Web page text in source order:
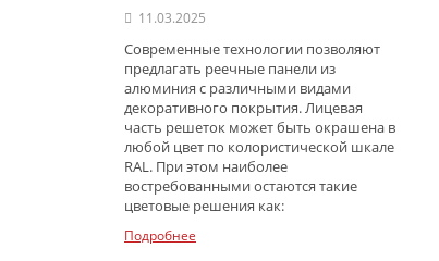
11.03.2025
Современные технологии позволяют
предлагать реечные панели из
алюминия с различными видами
декоративного покрытия. Лицевая
часть решеток может быть окрашена в
любой цвет по колористической шкале
RAL. При этом наиболее
востребованными остаются такие
цветовые решения как:
Подробнее